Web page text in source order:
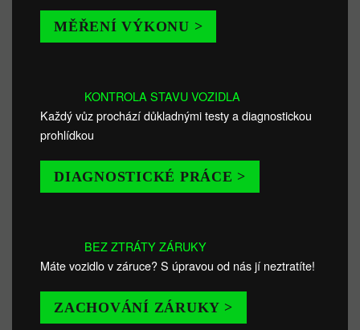
MĚŘENÍ VÝKONU >
KONTROLA STAVU VOZIDLA
Každý vůz prochází důkladnými testy a diagnostickou
prohlídkou
DIAGNOSTICKÉ PRÁCE >
BEZ ZTRÁTY ZÁRUKY
Máte vozidlo v záruce? S úpravou od nás jí neztratíte!
ZACHOVÁNÍ ZÁRUKY >